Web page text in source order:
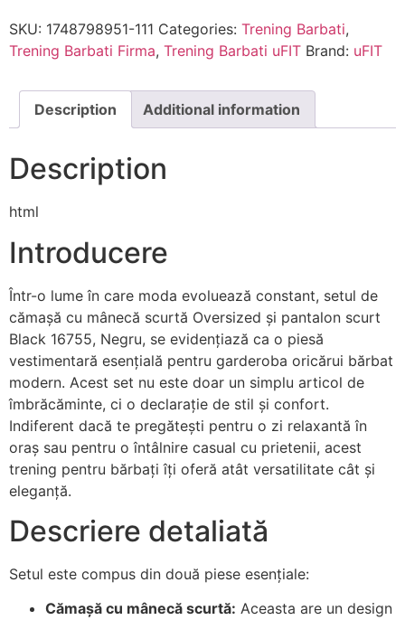
SKU: 1748798951-111 Categories: Trening Barbati,
Trening Barbati Firma, Trening Barbati uFIT Brand: uFIT
Description Additional information
Description
html
Introducere
Într-o lume în care moda evoluează constant, setul de
cămașă cu mânecă scurtă Oversized și pantalon scurt
Black 16755, Negru, se evidențiază ca o piesă
vestimentară esențială pentru garderoba oricărui bărbat
modern. Acest set nu este doar un simplu articol de
îmbrăcăminte, ci o declarație de stil și confort.
Indiferent dacă te pregătești pentru o zi relaxantă în
oraș sau pentru o întâlnire casual cu prietenii, acest
trening pentru bărbați îți oferă atât versatilitate cât și
eleganță.
Descriere detaliată
Setul este compus din două piese esențiale:
Cămașă cu mânecă scurtă: Aceasta are un design